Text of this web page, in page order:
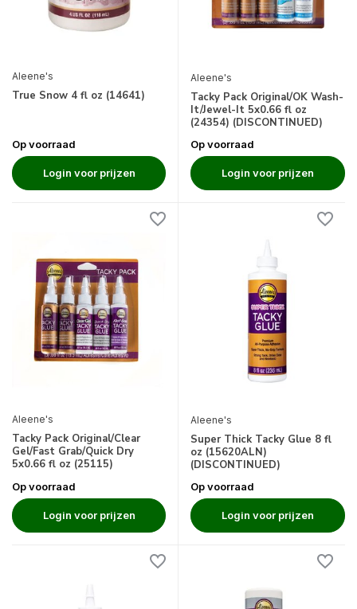
Aleene's
True Snow 4 fl oz (14641)
Op voorraad
Login voor prijzen
Aleene's
Tacky Pack Original/OK Wash-
It/Jewel-It 5x0.66 fl oz
(24354) (DISCONTINUED)
Op voorraad
Login voor prijzen
Aleene's
Tacky Pack Original/Clear
Gel/Fast Grab/Quick Dry
5x0.66 fl oz (25115)
Op voorraad
Login voor prijzen
Aleene's
Super Thick Tacky Glue 8 fl
oz (15620ALN)
(DISCONTINUED)
Op voorraad
Login voor prijzen